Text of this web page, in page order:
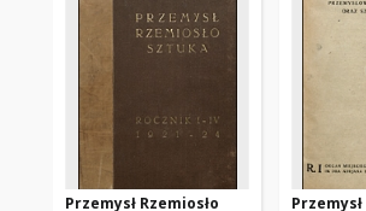
Przemysł Rzemiosło